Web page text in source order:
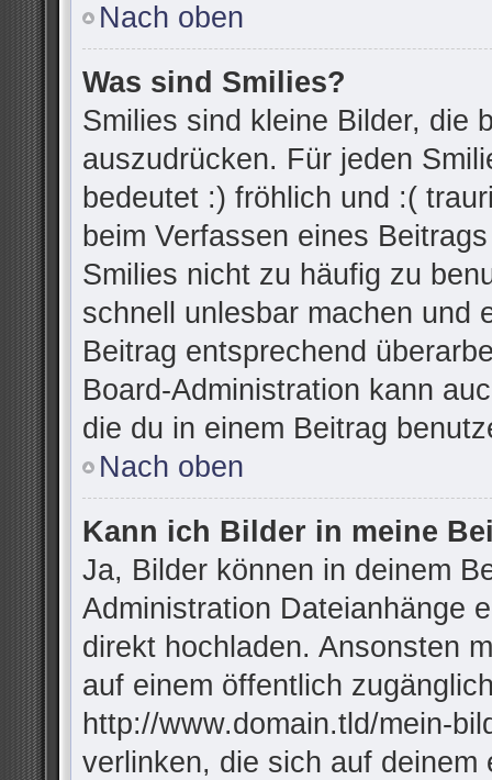
Nach oben
Was sind Smilies?
Smilies sind kleine Bilder, die
auszudrücken. Für jeden
bedeutet :) fröhlich und :(
beim Verfassen eines
Smilies nicht zu häufig zu
schnell unlesbar machen und
Beitrag entsprechend
Board-Administration kann
die du in einem Beitrag
Nach oben
Kann ich Bilder in meine
Ja, Bilder können in deinem
Administration Dateianhänge
direkt hochladen. Ansonsten
auf einem öffentlich
http://www.domain.tld/mein-
verlinken, die sich auf